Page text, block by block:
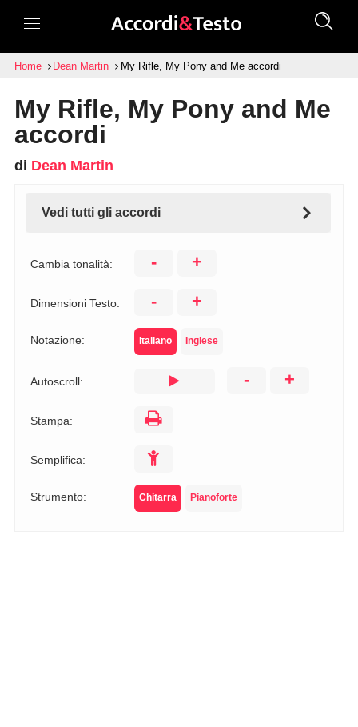
Home Dean Martin My Rifle, My Pony and Me accordi
My Rifle, My Pony and Me
accordi
di Dean Martin
Vedi tutti gli accordi
Cambia tonalità: - +
Dimensioni Testo: - +
Notazione: Italiano Inglese
Autoscroll: - +
Stampa:
Semplifica:
Strumento: Chitarra Pianoforte